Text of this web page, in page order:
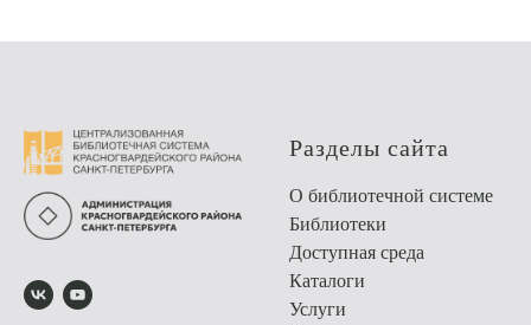
Разделы сайта
О библиотечной системе
Библиотеки
Доступная среда
Каталоги
Услуги